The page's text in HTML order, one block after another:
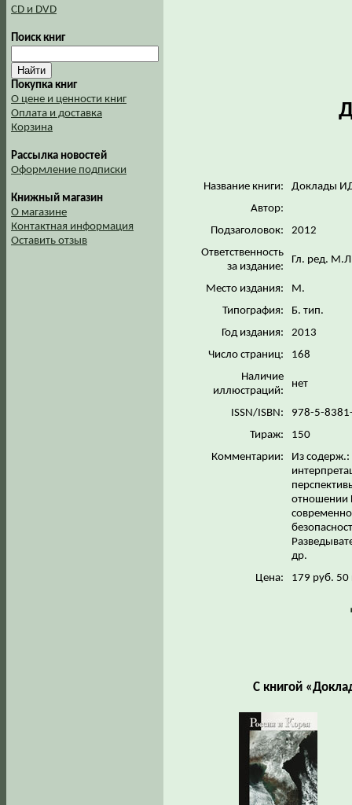
CD и DVD
Поиск книг
Покупка книг
О цене и ценности книг
Оплата и доставка
Корзина
Рассылка новостей
Оформление подписки
Книжный магазин
О магазине
Контактная информация
Оставить отзыв
Название книги:
Доклады
Автор:
Подзаголовок:
2012
Ответственность
за издание:
Гл. ред.
Место издания:
М.
Типография:
Б. тип.
Год издания:
2013
Число страниц:
168
Наличие
иллюстраций:
нет
ISSN/ISBN:
978-5-
Тираж:
150
Комментарии:
Из содерж.:
отношении
др.
Цена:
179 руб. 50
С книгой